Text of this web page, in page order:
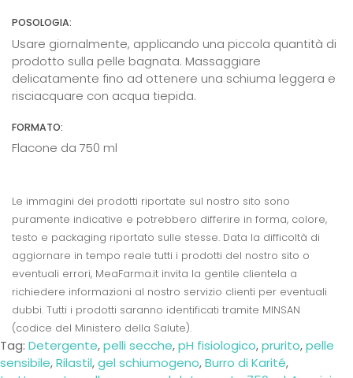
POSOLOGIA:
Usare giornalmente, applicando una piccola quantità di
prodotto sulla pelle bagnata. Massaggiare
delicatamente fino ad ottenere una schiuma leggera e
risciacquare con acqua tiepida.
FORMATO:
Flacone da 750 ml
Le immagini dei prodotti riportate sul nostro sito sono
puramente indicative e potrebbero differire in forma, colore,
testo e packaging riportato sulle stesse. Data la difficoltà di
aggiornare in tempo reale tutti i prodotti del nostro sito o
eventuali errori, MeaFarma.it invita la gentile clientela a
richiedere informazioni al nostro servizio clienti per eventuali
dubbi. Tutti i prodotti saranno identificati tramite MINSAN
(codice del Ministero della Salute).
Tag: Detergente,pelli secche,pH fisiologico,prurito,pelle
sensibile,Rilastil,gel schiumogeno,Burro di Karité,